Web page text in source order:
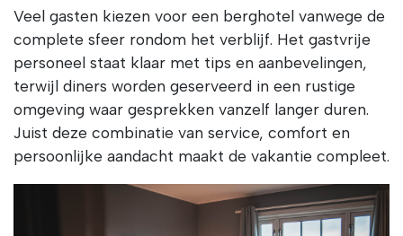
Veel gasten kiezen voor een berghotel vanwege de
complete sfeer rondom het verblijf. Het gastvrije
personeel staat klaar met tips en aanbevelingen,
terwijl diners worden geserveerd in een rustige
omgeving waar gesprekken vanzelf langer duren.
Juist deze combinatie van service, comfort en
persoonlijke aandacht maakt de vakantie compleet.